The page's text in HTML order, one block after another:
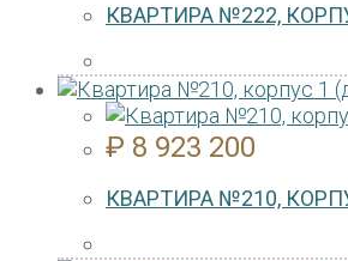
КВАРТИРА №222,
₽ 8 923 200
КВАРТИРА №210,